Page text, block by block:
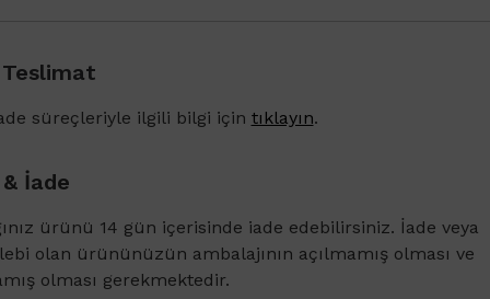
1500 TL ve üzeri alışverişlerinizde Vichy Dercos
süreçleriyle ilgili bilgi için tıklayın.
İade
ürünü 14 gün içerisinde iade edebilirsiniz. İade veya
olan ürününüzün ambalajının açılmamış olması ve
olması gerekmektedir.